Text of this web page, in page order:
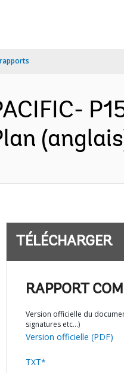
TÉLÉCHARGER
RAPPORT
Version officielle du
signatures etc…)
Version officielle (PDF)
TXT*